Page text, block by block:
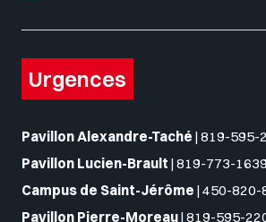
Urgences
Pavillon Alexandre-Taché | 819-595-
Pavillon Lucien-Brault | 819-773-1639
Campus de Saint-Jérôme | 450-820-
Pavillon Pierre-Moreau| 819-595-